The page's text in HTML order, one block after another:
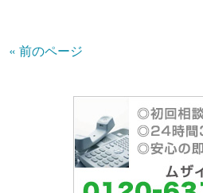
« 前のページ